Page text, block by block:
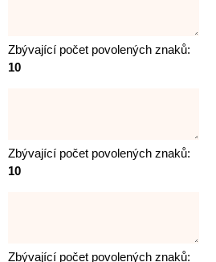
Zbývající počet povolených znaků:
10
Zbývající počet povolených znaků:
10
Zbývající počet povolených znaků: